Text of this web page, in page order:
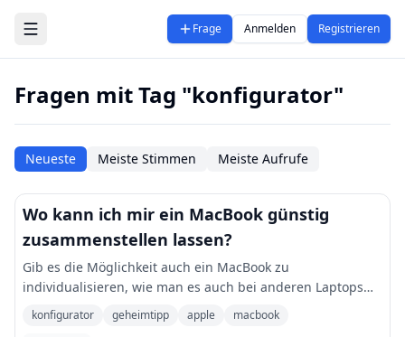
Zum Hauptinhalt springen
Frage Anmelden Registrieren
Fragen mit Tag "konfigurator"
Neueste Meiste Stimmen Meiste Aufrufe
Wo kann ich mir ein MacBook günstig
zusammenstellen lassen?
Gib es die Möglichkeit auch ein MacBook zu
individualisieren, wie man es auch bei anderen Laptops
kann?
konfigurator geheimtipp apple
macbook